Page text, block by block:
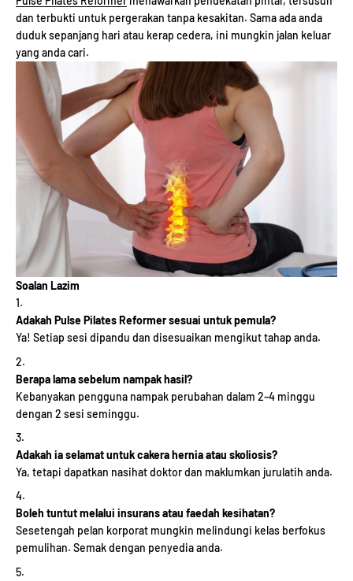
dan terbukti untuk pergerakan tanpa kesakitan. Sama ada anda
duduk sepanjang hari atau kerap cedera, ini mungkin jalan keluar
yang anda cari.
Soalan Lazim
Adakah Pulse Pilates Reformer sesuai untuk pemula?
Ya! Setiap sesi dipandu dan disesuaikan mengikut tahap anda.
Berapa lama sebelum nampak hasil?
Kebanyakan pengguna nampak perubahan dalam 2–4 minggu
dengan 2 sesi seminggu.
Adakah ia selamat untuk cakera hernia atau skoliosis?
Ya, tetapi dapatkan nasihat doktor dan maklumkan jurulatih anda.
Boleh tuntut melalui insurans atau faedah kesihatan?
Sesetengah pelan korporat mungkin melindungi kelas berfokus
pemulihan. Semak dengan penyedia anda.